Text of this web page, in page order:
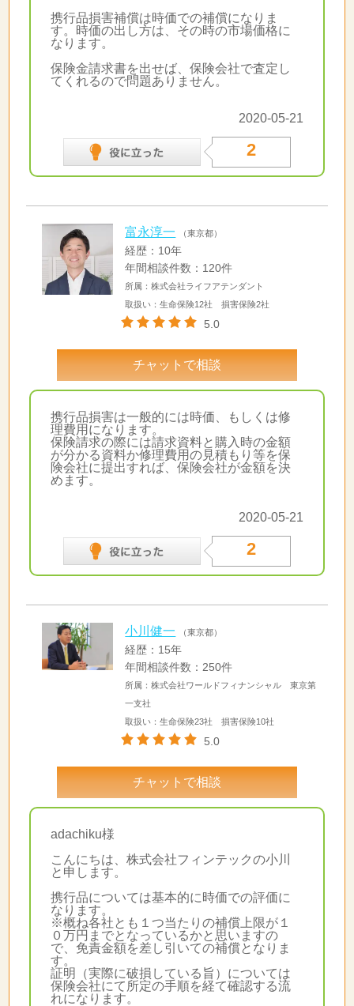
携行品損害補償は時価での補償になりま
す。時価の出し方は、その時の市場価格に
なります。
保険金請求書を出せば、保険会社で査定し
てくれるので問題ありません。
2020-05-21
2
富永淳一 （東京都）
経歴：10年
年間相談件数：120件
所属：株式会社ライフアテンダント
取扱い：生命保険12社 損害保険2社
5.0
チャットで相談
携行品損害は一般的には時価、もしくは修
理費用になります。
保険請求の際には請求資料と購入時の金額
が分かる資料か修理費用の見積もり等を保
険会社に提出すれば、保険会社が金額を決
めます。
2020-05-21
2
小川健一 （東京都）
経歴：15年
年間相談件数：250件
所属：株式会社ワールドフィナンシャル 東京第
一支社
取扱い：生命保険23社 損害保険10社
5.0
チャットで相談
adachiku様
こんにちは、株式会社フィンテックの小川
と申します。
携行品については基本的に時価での評価に
なります。
※概ね各社とも１つ当たりの補償上限が１
０万円までとなっているかと思いますの
で、免責金額を差し引いての補償となりま
す。
証明（実際に破損している旨）については
保険会社にて所定の手順を経て確認する流
れになります。